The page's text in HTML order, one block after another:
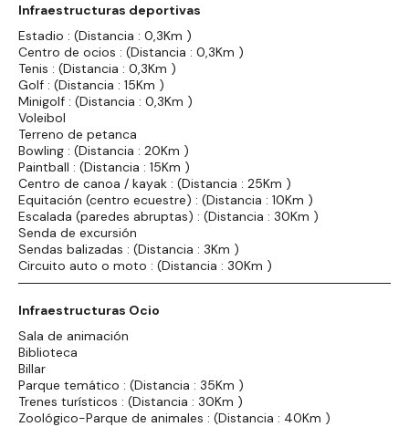
Infraestructuras deportivas
Estadio : (Distancia : 0,3Km )
Centro de ocios : (Distancia : 0,3Km )
Tenis : (Distancia : 0,3Km )
Golf : (Distancia : 15Km )
Minigolf : (Distancia : 0,3Km )
Voleibol
Terreno de petanca
Bowling : (Distancia : 20Km )
Paintball : (Distancia : 15Km )
Centro de canoa / kayak : (Distancia : 25Km )
Equitación (centro ecuestre) : (Distancia : 10Km )
Escalada (paredes abruptas) : (Distancia : 30Km )
Senda de excursión
Sendas balizadas : (Distancia : 3Km )
Circuito auto o moto : (Distancia : 30Km )
Infraestructuras Ocio
Sala de animación
Biblioteca
Billar
Parque temático : (Distancia : 35Km )
Trenes turísticos : (Distancia : 30Km )
Zoológico-Parque de animales : (Distancia : 40Km )